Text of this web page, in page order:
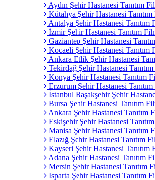
Aydın Şehir Hastanesi Tanıtım
Kütahya Şehir Hastanesi
Antalya Şehir Hastanesi Tanıtım
İzmir Şehir Hastanesi Tanıtım
Gaziantep Şehir Hastanesi
Kocaeli Şehir Hastanesi Tanıtım
Ankara Etlik Şehir Hastanesi
Tekirdağ Şehir Hastanesi
Konya Şehir Hastanesi Tanıtım
Erzurum Şehir Hastanesi
İstanbul Başakşehir Şehir
Bursa Şehir Hastanesi Tanıtım
Ankara Şehir Hastanesi Tanıtım
Eskişehir Şehir Hastanesi
Manisa Şehir Hastanesi Tanıtım
Elazığ Şehir Hastanesi Tanıtım
Kayseri Şehir Hastanesi Tanıtım
Adana Şehir Hastanesi Tanıtım
Mersin Şehir Hastanesi Tanıtım
Isparta Şehir Hastanesi Tanıtım